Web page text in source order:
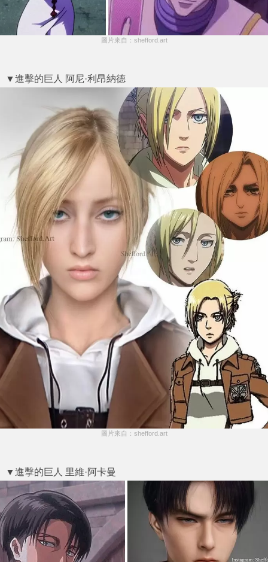
圖片來自：shefford.art
▼進擊的巨人 阿尼·利昂納德
圖片來自：shefford.art
▼進擊的巨人 里維·阿卡曼